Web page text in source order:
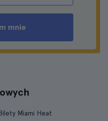
mnie
Miami Heat